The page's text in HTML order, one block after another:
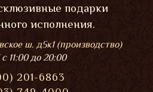
подарки
исполнения.
ш. д5к1 (производство)
с 11:00 до 20:00
201-6863